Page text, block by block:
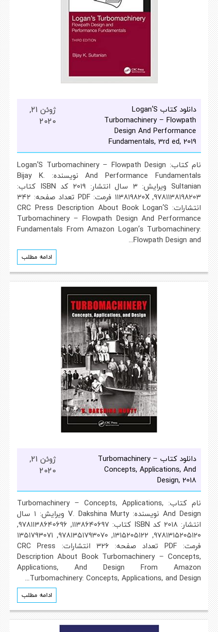
دانلود کتاب Logan’S
Turbomachinery – Flowpath
Design And Performance
Fundamentals, 3rd ed, 2019
ژوئن 21,
2020
نام کتاب: Logan’S Turbomachinery – Flowpath Design
And Performance Fundamentals نویسنده: Bijay K.
Sultanian ویرایش: ۳ سال انتشار: ۲۰۱۹ کد ISBN کتاب:
۹۷۸۱۱۳۸۱۹۸۲۰۳, ۱۱۳۸۱۹۸۲۰X فرمت: PDF تعداد صفحه: ۳۴۲
انتشارات: CRC Press Description About Book Logan’S
Turbomachinery – Flowpath Design And Performance
Fundamentals From Amazon Logan’s Turbomachinery:
Flowpath Design and…
ادامه مطلب
دانلود کتاب Turbomachinery –
Concepts, Applications, And
Design, 2018
ژوئن 21,
2020
نام کتاب: Turbomachinery – Concepts, Applications,
And Design نویسنده: V. Dakshina Murty ویرایش: ۱ سال
انتشار: ۲۰۱۸ کد ISBN کتاب: ۱۱۳۸۶۴۰۶۹۷, ۹۷۸۱۱۳۸۶۴۰۶۹۶,
۹۷۸۱۳۱۵۲۰۵۱۲۰, ۱۳۱۵۲۰۵۱۲۲, ۹۷۸۱۳۵۱۷۹۳۰۷۰, ۱۳۵۱۷۹۳۰۷۱
فرمت: PDF تعداد صفحه: ۳۲۶ انتشارات: CRC Press
Description About Book Turbomachinery – Concepts,
Applications, And Design From Amazon
Turbomachinery: Concepts, Applications, and Design…
ادامه مطلب